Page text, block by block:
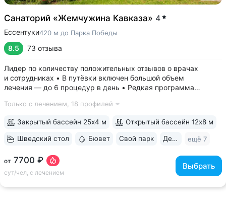
Санаторий «Жемчужина Кавказа» 4
Ессентуки420 м до Парка Победы
8.5 73 отзыва
Лидер по количеству положительных отзывов о врачах
и сотрудниках • В путёвки включен большой объем
лечения — до 6 процедур в день • Редкая программа
и эндокринолога, комплекс анализов и УЗИ, процедуры,
Только с лечением, 18 профилей
от 7700 ₽
сут/чел, с лечением
Выбрать
Закрытый бассейн 25х4 м Открытый бассейн 12х8 м
Шведский стол Бювет Свой парк Дети с 0 лет ещё 7